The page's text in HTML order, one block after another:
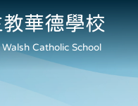
華德學校
Catholic School